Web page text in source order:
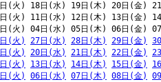
日(火) 18日(水) 19日(木) 20日(金)
日(火) 11日(水) 12日(木) 13日(金)
(火) 04日(水) 05日(木) 06日(金)
(火) 27日(水) 28日(木) 29日(金)
(火) 20日(水) 21日(木) 22日(金)
(火) 13日(水) 14日(木) 15日(金)
(火) 06日(水) 07日(木) 08日(金)